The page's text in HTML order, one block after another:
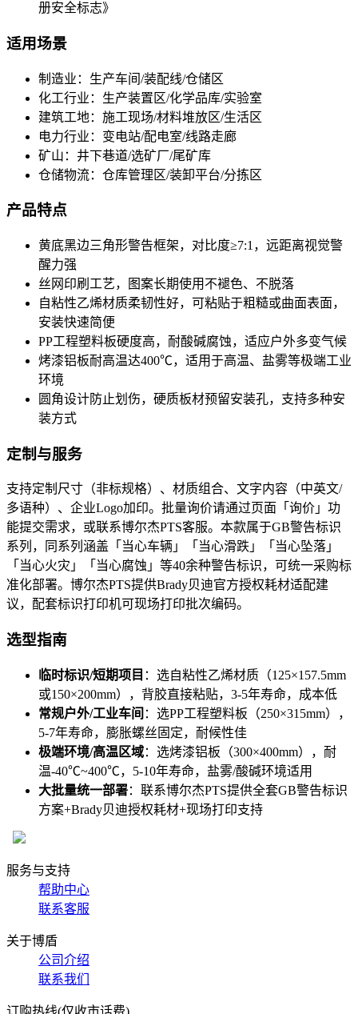
册安全标志》
适用场景
制造业：生产车间/装配线/仓储区
化工行业：生产装置区/化学品库/实验室
建筑工地：施工现场/材料堆放区/生活区
电力行业：变电站/配电室/线路走廊
矿山：井下巷道/选矿厂/尾矿库
仓储物流：仓库管理区/装卸平台/分拣区
产品特点
黄底黑边三角形警告框架，对比度≥7:1，远距离视觉警
醒力强
丝网印刷工艺，图案长期使用不褪色、不脱落
自粘性乙烯材质柔韧性好，可粘贴于粗糙或曲面表面，
安装快速简便
PP工程塑料板硬度高，耐酸碱腐蚀，适应户外多变气候
烤漆铝板耐高温达400℃，适用于高温、盐雾等极端工业
环境
圆角设计防止划伤，硬质板材预留安装孔，支持多种安
装方式
定制与服务
支持定制尺寸（非标规格）、材质组合、文字内容（中英文/
多语种）、企业Logo加印。批量询价请通过页面「询价」功
能提交需求，或联系博尔杰PTS客服。本款属于GB警告标识
系列，同系列涵盖「当心车辆」「当心滑跌」「当心坠落」
「当心火灾」「当心腐蚀」等40余种警告标识，可统一采购标
准化部署。博尔杰PTS提供Brady贝迪官方授权耗材适配建
议，配套标识打印机可现场打印批次编码。
选型指南
临时标识/短期项目 ：选自粘性乙烯材质（125×157.5mm
或150×200mm），背胶直接粘贴，3-5年寿命，成本低
常规户外/工业车间 ：选PP工程塑料板（250×315mm），
5-7年寿命，膨胀螺丝固定，耐候性佳
极端环境/高温区域：选烤漆铝板（300×400mm），耐
温-40℃~400℃，5-10年寿命，盐雾/酸碱环境适用
大批量统一部署：联系博尔杰PTS提供全套GB警告标识
方案+Brady贝迪授权耗材+现场打印支持
服务与支持
帮助中心
联系客服
关于博盾
公司介绍
联系我们
订购热线(仅收市话费)